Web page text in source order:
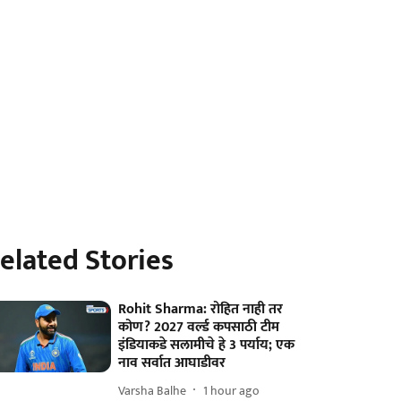
Stories
Rohit Sharma: रोहित नाही तर
कोण? 2027 वर्ल्ड कपसाठी टीम
इंडियाकडे सलामीचे हे 3 पर्याय; एक
नाव सर्वात आघाडीवर
Varsha Balhe 1 hour ago